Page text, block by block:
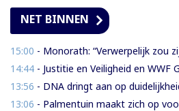
NET BINNEN
15:00 - Monorath: “Verwerpelijk zou zijn wanneer we de dingen zouden
14:44 - Justitie en Veiligheid en WWF Guianas
13:56 - DNA dringt aan op duidelijkheid over
13:06 - Palmentuin maakt zich op voor kleurrijke